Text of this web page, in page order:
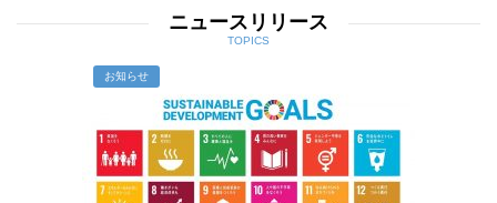
ニュースリリース
TOPICS
お知らせ